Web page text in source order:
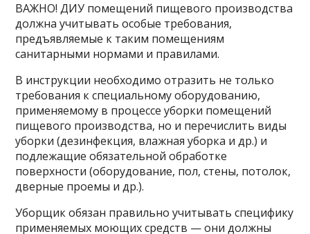
ВАЖНО! ДИУ помещений пищевого производства
должна учитывать особые требования,
предъявляемые к таким помещениям
санитарными нормами и правилами.
В инструкции необходимо отразить не только
требования к специальному оборудованию,
применяемому в процессе уборки помещений
пищевого производства, но и перечислить виды
уборки (дезинфекция, влажная уборка и др.) и
подлежащие обязательной обработке
поверхности (оборудование, пол, стены, потолок,
дверные проемы и др.).
Уборщик обязан правильно учитывать специфику
применяемых моющих средств — они должны